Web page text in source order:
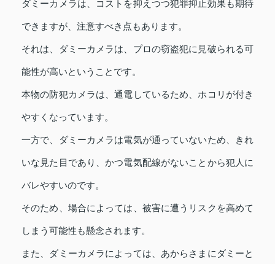
ダミーカメラは、コストを抑えつつ犯罪抑止効果も期待
できますが、注意すべき点もあります。
それは、ダミーカメラは、プロの窃盗犯に見破られる可
能性が高いということです。
本物の防犯カメラは、通電しているため、ホコリが付き
やすくなっています。
一方で、ダミーカメラは電気が通っていないため、きれ
いな見た目であり、かつ電気配線がないことから犯人に
バレやすいのです。
そのため、場合によっては、被害に遭うリスクを高めて
しまう可能性も懸念されます。
また、ダミーカメラによっては、あからさまにダミーと